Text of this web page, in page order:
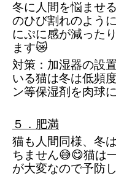
冬に人間を悩ませ
のひび割れのよう
にぷに感が減った
ます😿
対策：加湿器の設
いる猫は冬は低頻
ン等保湿剤を肉球
５．肥満
猫も人間同様、冬
ちません😅😋猫は
が大変なので予防